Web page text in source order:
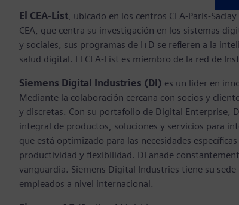
El CEA-List, ubicado en los centros CEA-Paris-
CEA, que centra su investigación en los sistemas
y sociales, sus programas de I+D se refieren a la
salud digital. El CEA-List es miembro de la red de
Siemens Digital Industries (DI) es un líder en
Mediante la colaboración cercana con socios y
y discretas. Con su portafolio de Digital Enterprise,
integral de productos, soluciones y servicios para
que está optimizado para las necesidades
productividad y flexibilidad. DI añade
vanguardia. Siemens Digital Industries tiene su
empleados a nivel internacional.